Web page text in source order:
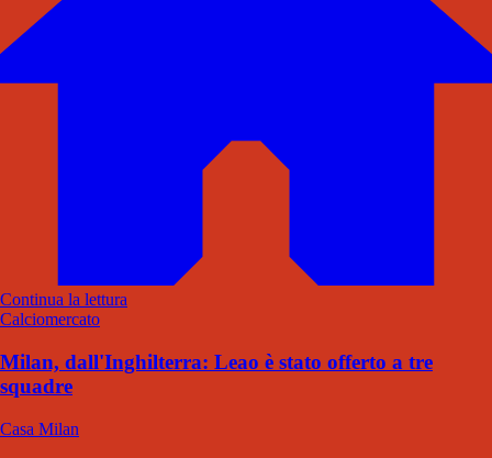
Continua la lettura
Calciomercato
Milan, dall'Inghilterra: Leao è stato offerto a tre
squadre
Casa Milan